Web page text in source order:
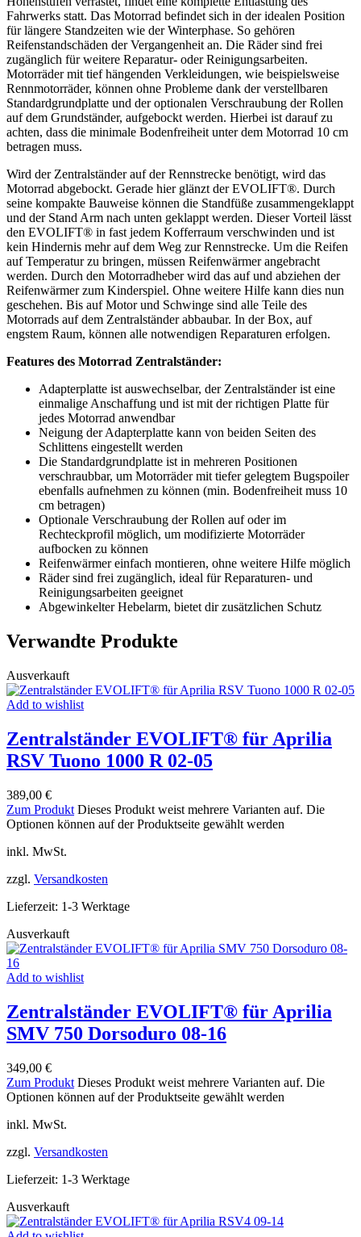
Fahrwerks statt. Das Motorrad befindet sich in der idealen Position
für längere Standzeiten wie der Winterphase. So gehören
Reifenstandschäden der Vergangenheit an. Die Räder sind frei
zugänglich für weitere Reparatur- oder Reinigungsarbeiten.
Motorräder mit tief hängenden Verkleidungen, wie beispielsweise
Rennmotorräder, können ohne Probleme dank der verstellbaren
Standardgrundplatte und der optionalen Verschraubung der Rollen
auf dem Grundständer, aufgebockt werden. Hierbei ist darauf zu
achten, dass die minimale Bodenfreiheit unter dem Motorrad 10 cm
betragen muss.
Wird der Zentralständer auf der Rennstrecke benötigt, wird das
Motorrad abgebockt. Gerade hier glänzt der EVOLIFT®. Durch
seine kompakte Bauweise können die Standfüße zusammengeklappt
und der Stand Arm nach unten geklappt werden. Dieser Vorteil lässt
den EVOLIFT® in fast jedem Kofferraum verschwinden und ist
kein Hindernis mehr auf dem Weg zur Rennstrecke. Um die Reifen
auf Temperatur zu bringen, müssen Reifenwärmer angebracht
werden. Durch den Motorradheber wird das auf und abziehen der
Reifenwärmer zum Kinderspiel. Ohne weitere Hilfe kann dies nun
geschehen. Bis auf Motor und Schwinge sind alle Teile des
Motorrads auf dem Zentralständer abbaubar. In der Box, auf
engstem Raum, können alle notwendigen Reparaturen erfolgen.
Features des Motorrad Zentralständer:
Adapterplatte ist auswechselbar, der Zentralständer ist eine
einmalige Anschaffung und ist mit der richtigen Platte für
jedes Motorrad anwendbar
Neigung der Adapterplatte kann von beiden Seiten des
Schlittens eingestellt werden
Die Standardgrundplatte ist in mehreren Positionen
verschraubbar, um Motorräder mit tiefer gelegtem Bugspoiler
ebenfalls aufnehmen zu können (min. Bodenfreiheit muss 10
cm betragen)
Optionale Verschraubung der Rollen auf oder im
Rechteckprofil möglich, um modifizierte Motorräder
aufbocken zu können
Reifenwärmer einfach montieren, ohne weitere Hilfe möglich
Räder sind frei zugänglich, ideal für Reparaturen- und
Reinigungsarbeiten geeignet
Abgewinkelter Hebelarm, bietet dir zusätzlichen Schutz
Verwandte Produkte
Ausverkauft
Add to wishlist
Zentralständer EVOLIFT® für Aprilia
RSV Tuono 1000 R 02-05
389,00 €
Zum Produkt Dieses Produkt weist mehrere Varianten auf. Die
Optionen können auf der Produktseite gewählt werden
inkl. MwSt.
zzgl. Versandkosten
Lieferzeit: 1-3 Werktage
Ausverkauft
Add to wishlist
Zentralständer EVOLIFT® für Aprilia
SMV 750 Dorsoduro 08-16
349,00 €
Zum Produkt Dieses Produkt weist mehrere Varianten auf. Die
Optionen können auf der Produktseite gewählt werden
inkl. MwSt.
zzgl. Versandkosten
Lieferzeit: 1-3 Werktage
Ausverkauft